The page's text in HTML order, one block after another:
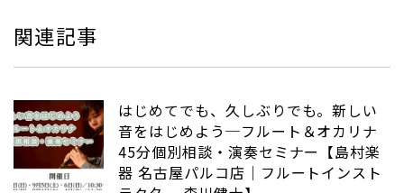
関連記事
はじめてでも、久しぶりでも。新しい
音をはじめよう─フルート＆オカリナ
45分個別相談・演奏セミナー【島村楽
器 名古屋パルコ店｜フルートインスト